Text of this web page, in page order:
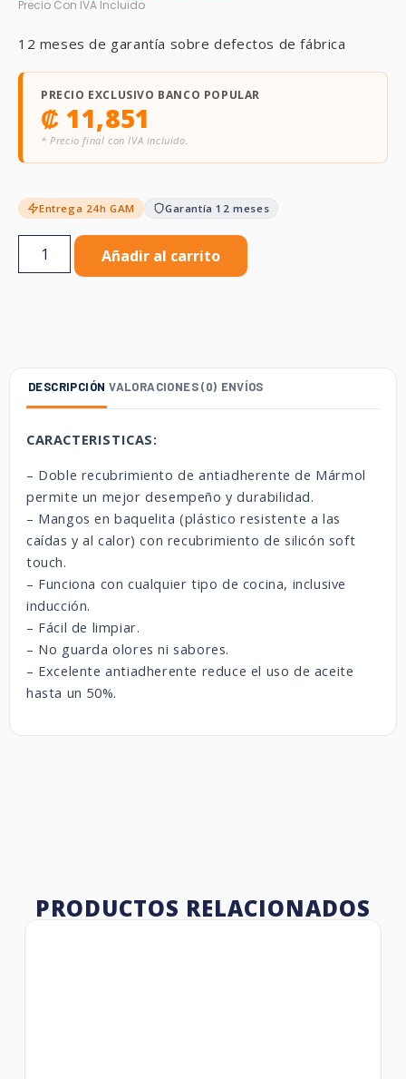
12 meses de garantía sobre defectos de fábrica
PRECIO EXCLUSIVO BANCO POPULAR
₡ 11,851
* Precio final con IVA incluido.
Entrega 24h GAM Garantía 12 meses
Añadir al carrito
DESCRIPCIÓN VALORACIONES (0) ENVÍOS
CARACTERISTICAS:
– Doble recubrimiento de antiadherente de Mármol
permite un mejor desempeño y durabilidad.
– Mangos en baquelita (plástico resistente a las
caídas y al calor) con recubrimiento de silicón soft
touch.
– Funciona con cualquier tipo de cocina, inclusive
inducción.
– Fácil de limpiar.
– No guarda olores ni sabores.
– Excelente antiadherente reduce el uso de aceite
hasta un 50%.
PRODUCTOS RELACIONADOS